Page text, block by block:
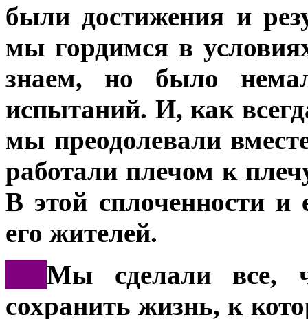
были достижения и
мы гордимся в
знаем, но было
испытаний. И, как
мы преодолевали
работали плечом к
В этой сплоченности и
его жителей.
Мы сделали все,
сохранить жизнь, к